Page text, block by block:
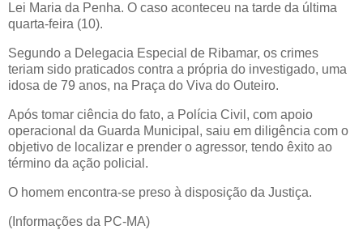
Lei Maria da Penha. O caso aconteceu na tarde da última
quarta-feira (10).
Segundo a Delegacia Especial de Ribamar, os crimes
teriam sido praticados contra a própria do investigado, uma
idosa de 79 anos, na Praça do Viva do Outeiro.
Após tomar ciência do fato, a Polícia Civil, com apoio
operacional da Guarda Municipal, saiu em diligência com o
objetivo de localizar e prender o agressor, tendo êxito ao
término da ação policial.
O homem encontra-se preso à disposição da Justiça.
(Informações da PC-MA)